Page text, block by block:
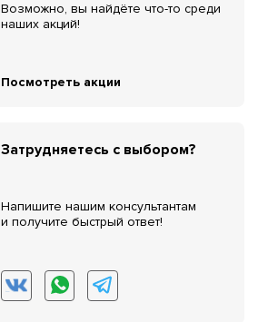
Возможно, вы найдёте что-то среди
наших акций!
Посмотреть акции
Затрудняетесь с выбором?
Напишите нашим консультантам
и получите быстрый ответ!